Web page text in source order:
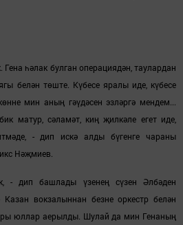
һәлак булган операциядән, таулардан
белән төште. Күбесе яралы иде, күбесе
мин аның гәүдәсен эзләргә мендем...
матур, сәламәт, киң җилкәле егет иде,
- дип искә алды бүгенге чараны
Нәҗмиев.
- дип башлады үзенең сүзен Әлбәден
Казан вокзалыннан безне оркестр белән
юллар аерылды. Шулай да мин Генаның